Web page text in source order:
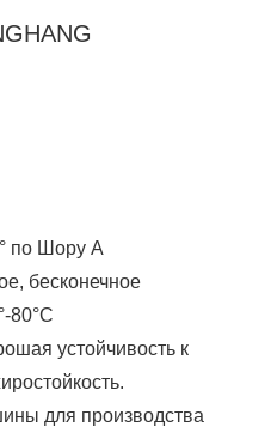
по Шору А
бесконечное
80°C
устойчивость к
для производства